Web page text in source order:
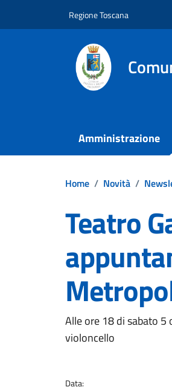
Regione Toscana
Amministrazione
Home / Novità /
Teatro
Dettagli
Alle ore 18 di sabato
violoncello
Data: